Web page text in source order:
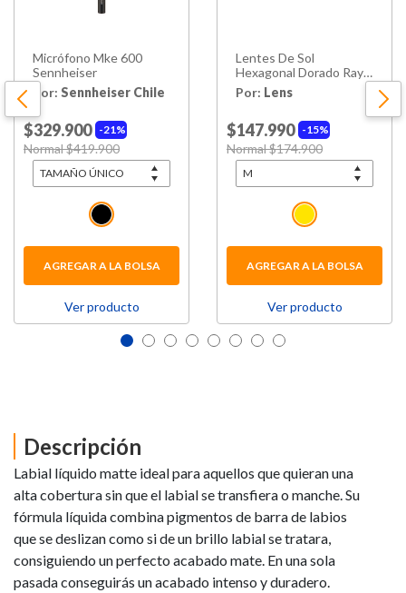
Micrófono Mke 600
Sennheiser
Por: Sennheiser Chile
21%
$329.900
Price reduced from
Normal $419.900
AGREGAR A LA BOLSA
Ver producto
Lentes De Sol
Hexagonal Dorado Ray-
ban
Por: Lens
15%
$147.990
Price reduced from
Normal $174.900
AGREGAR A LA BOLSA
Ver producto
Descripción
Labial líquido matte ideal para aquellos que quieran una
alta cobertura sin que el labial se transfiera o manche. Su
fórmula líquida combina pigmentos de barra de labios
que se deslizan como si de un brillo labial se tratara,
consiguiendo un perfecto acabado mate. En una sola
pasada conseguirás un acabado intenso y duradero.